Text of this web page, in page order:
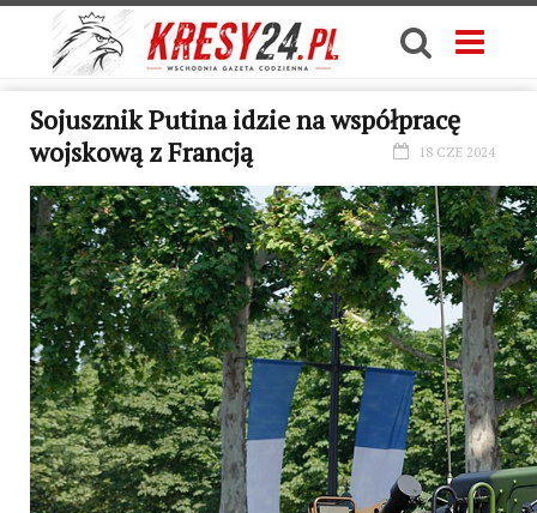
Sojusznik Putina idzie na współpracę
wojskową z Francją
18 CZE 2024